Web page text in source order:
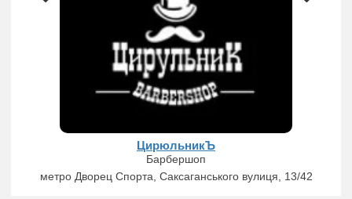
ЦирюльникЪ
Барбершоп
метро Дворец Спорта, Саксаганського вулиця, 13/42